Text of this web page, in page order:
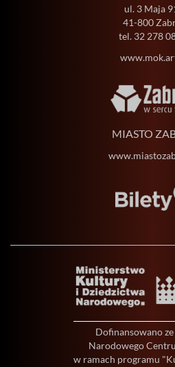
ul. 3 Maja
41-800
tel. 32 278
MIASTO
Dofinansowano
Narodowego
w ramach programu